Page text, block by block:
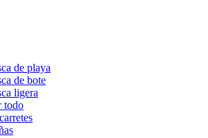
de playa
de bote
ligera
todo